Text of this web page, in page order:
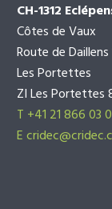
CH-1312
Côtes de Vaux
Route de Daillens
Les Portettes
ZI Les Portettes
T +41 21 866 03
E